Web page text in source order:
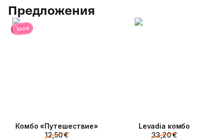
Предложения
loos
Комбо «Путешествие»
12,50 €
Levadia комбо
33,20 €